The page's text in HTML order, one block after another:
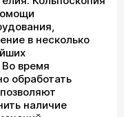
в несколько
время
обработать
наличие